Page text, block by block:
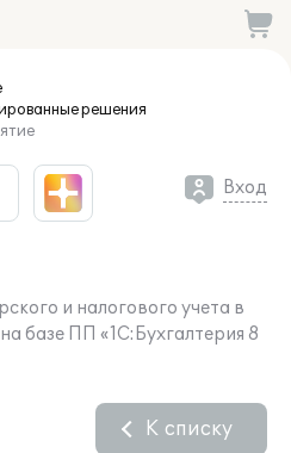
решения
Вход
и налогового учета в
базе ПП «1С:Бухгалтерия 8
К списку